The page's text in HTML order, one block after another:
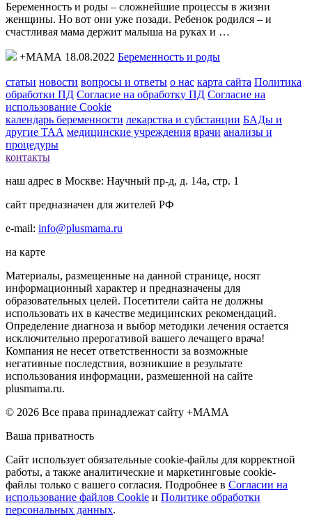
Беременность и роды – сложнейшие процессы в жизни
женщины. Но вот они уже позади. Ребенок родился – и
счастливая мама держит малыша на руках и …
+МАМА 18.08.2022 Беременность и роды
статьи новости вопросы и ответы о нас карта сайта Политика
обработки ПД Согласие на обработку ПД Согласие на
использование Cookie
календарь беременности лекарства и субстанции БАДы и
другие ТАА медицинские учреждения врачи анализы и
процедуры
контакты
наш адрес в Москве: Научный пр-д, д. 14а, стр. 1
сайт предназначен для жителей РФ
e-mail: info@plusmama.ru
на карте
Материалы, размещенные на данной странице, носят
информационный характер и предназначены для
образовательных целей. Посетители сайта не должны
использовать их в качестве медицинских рекомендаций.
Определение диагноза и выбор методики лечения остается
исключительно прерогативой вашего лечащего врача!
Компания не несет ответственности за возможные
негативные последствия, возникшие в результате
использования информации, размешенной на сайте
plusmama.ru.
© 2026 Все права принадлежат сайту +МАМА
Ваша приватность
Сайт использует обязательные cookie-файлы для корректной
работы, а также аналитические и маркетинговые cookie-
файлы только с вашего согласия. Подробнее в Согласии на
использование файлов Cookie и Политике обработки
персональных данных.